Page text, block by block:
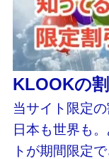
KLOOKの
当サイト限定
日本も世界も
トが期間限定